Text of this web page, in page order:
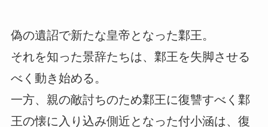
偽の遺詔で新たな皇帝となった鄴王。
それを知った景辞たちは、鄴王を失脚させる
べく動き始める。
一方、親の敵討ちのため鄴王に復讐すべく鄴
王の懐に入り込み側近となった付小涵は、復